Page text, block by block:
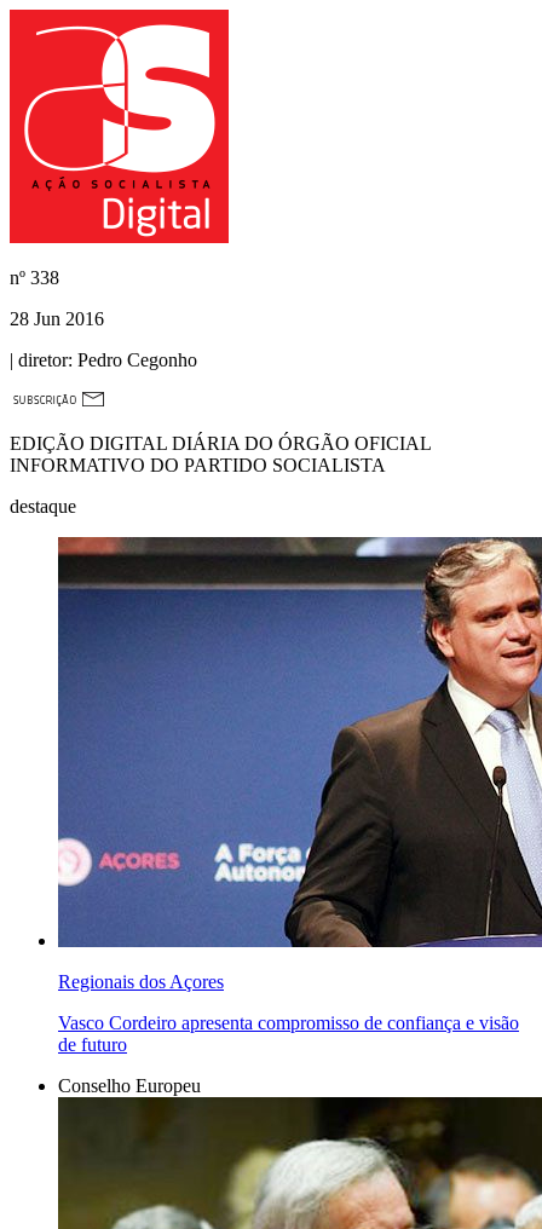
nº 338
28 Jun 2016
| diretor: Pedro Cegonho
EDIÇÃO DIGITAL DIÁRIA DO ÓRGÃO OFICIAL
INFORMATIVO DO PARTIDO SOCIALISTA
destaque
Regionais dos Açores
Vasco Cordeiro apresenta compromisso de confiança e visão
de futuro
Conselho Europeu